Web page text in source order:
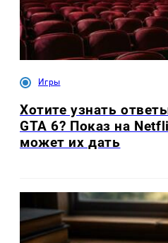
Игры
Хотите узнать
GTA 6? Показ на
может их дать